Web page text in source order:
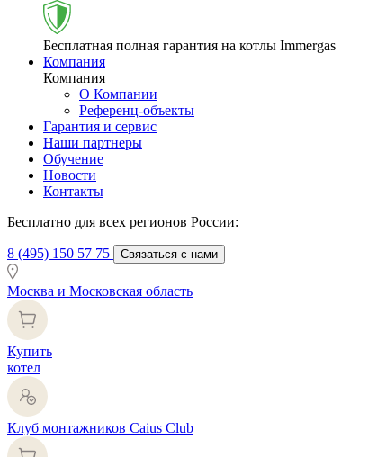
Бесплатная полная гарантия на котлы Immergas
Компания
Компания
О Компании
Референц-объекты
Гарантия и сервис
Наши партнеры
Обучение
Новости
Контакты
Бесплатно для всех регионов России:
8 (495) 150 57 75 Связаться с нами
Москва и Московская область
Купить
котел
Клуб монтажников Caius Club